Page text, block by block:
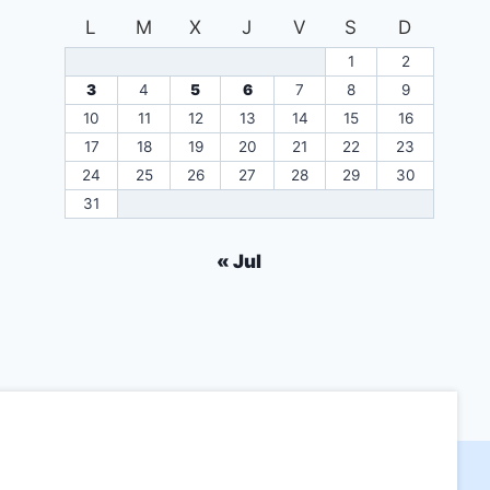
L
M X J V S D
1
2
3
4 5 6 7 8
9
10
11 12 13 14 15
16
17
18 19 20 21 22
23
24
25 26 27 28 29
30
31
« Jul